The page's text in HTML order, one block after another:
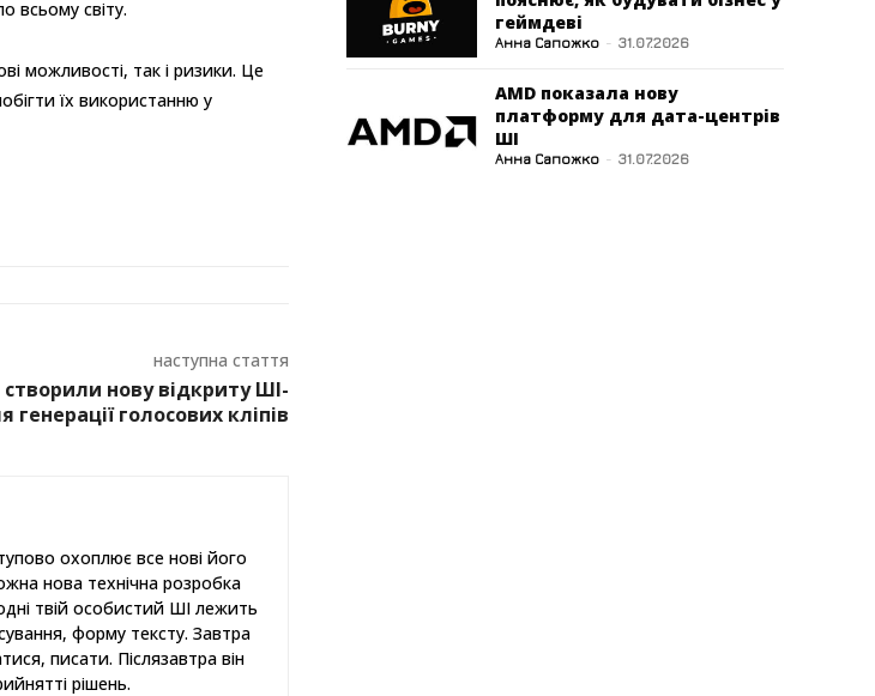
всьому світу.
можливості, так і ризики. Це
їх використанню у
наступна стаття
нову відкриту ШІ-
голосових кліпів
охоплює все нові його
нова технічна розробка
твій особистий ШІ лежить
форму тексту. Завтра
писати. Післязавтра він
рішень.
геймдеві
Анна Сапожко - 31.07.2026
AMD показала нову
платформу для дата-центрів
ШІ
Анна Сапожко - 31.07.2026